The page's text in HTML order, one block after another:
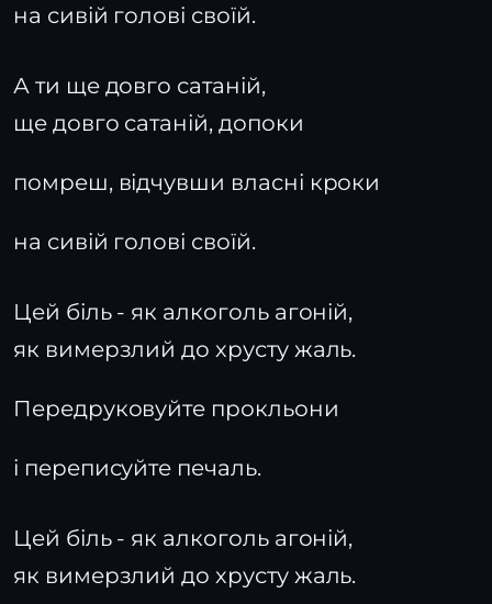
на сивій голові своїй.
А ти ще довго сатаній,
ще довго сатаній, допоки
помреш, відчувши власні кроки
на сивій голові своїй.
Цей біль - як алкоголь агоній,
як вимерзлий до хрусту жаль.
Передруковуйте прокльони
і переписуйте печаль.
Цей біль - як алкоголь агоній,
як вимерзлий до хрусту жаль.